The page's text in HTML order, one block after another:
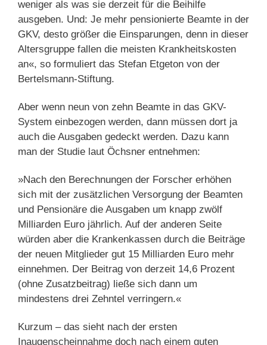
weniger als was sie derzeit für die Beihilfe
ausgeben. Und: Je mehr pensionierte Beamte in der
GKV, desto größer die Einsparungen, denn in dieser
Altersgruppe fallen die meisten Krankheitskosten
an«, so formuliert das Stefan Etgeton von der
Bertelsmann-Stiftung.
Aber wenn neun von zehn Beamte in das GKV-
System einbezogen werden, dann müssen dort ja
auch die Ausgaben gedeckt werden. Dazu kann
man der Studie laut Öchsner entnehmen:
»Nach den Berechnungen der Forscher erhöhen
sich mit der zusätzlichen Versorgung der Beamten
und Pensionäre die Ausgaben um knapp zwölf
Milliarden Euro jährlich. Auf der anderen Seite
würden aber die Krankenkassen durch die Beiträge
der neuen Mitglieder gut 15 Milliarden Euro mehr
einnehmen. Der Beitrag von derzeit 14,6 Prozent
(ohne Zusatzbeitrag) ließe sich dann um
mindestens drei Zehntel verringern.«
Kurzum – das sieht nach der ersten
Inaugenscheinnahme doch nach einem guten